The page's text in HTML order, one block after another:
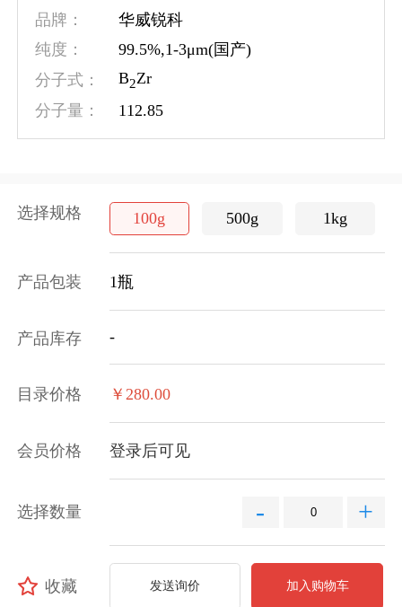
品牌：
华威锐科
纯度：
99.5%,1-3μm(国产)
分子式：
B2Zr
分子量：
112.85
选择规格 100g 500g 1kg
产品包装 1瓶
产品库存 -
目录价格 ￥280.00
会员价格 登录后可见
选择数量 - +
收藏 发送询价 加入购物车